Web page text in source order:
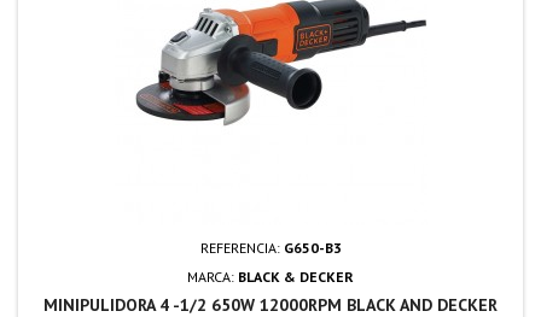
REFERENCIA: G650-B3
MARCA: BLACK & DECKER
MINIPULIDORA 4 -1/2 650W 12000RPM BLACK AND DECKER